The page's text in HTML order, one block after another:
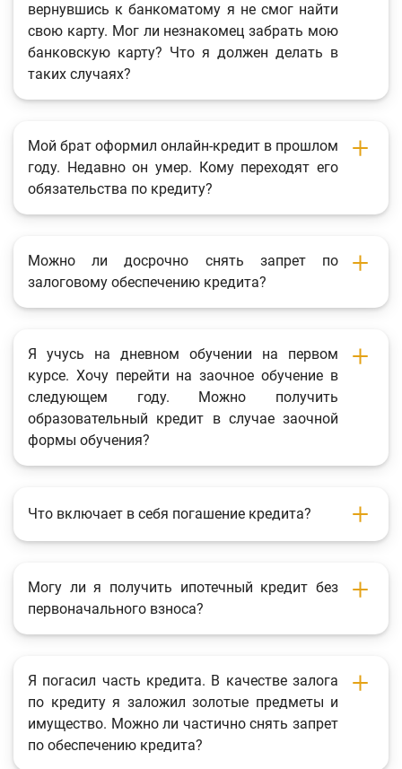
вернувшись к банкоматому я не смог найти
свою карту. Мог ли незнакомец забрать мою
банковскую карту? Что я должен делать в
таких случаях?
Мой брат оформил онлайн-кредит в прошлом
году. Недавно он умер. Кому переходят его
обязательства по кредиту?
Можно ли досрочно снять запрет по
залоговому обеспечению кредита?
Я учусь на дневном обучении на первом
курсе. Хочу перейти на заочное обучение в
следующем году. Можно получить
образовательный кредит в случае заочной
формы обучения?
Что включает в себя погашение кредита?
Могу ли я получить ипотечный кредит без
первоначального взноса?
Я погасил часть кредита. В качестве залога
по кредиту я заложил золотые предметы и
имущество. Можно ли частично снять запрет
по обеспечению кредита?